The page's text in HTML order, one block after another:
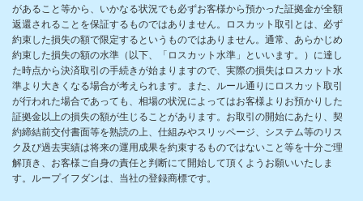
があること等から、いかなる状況でも必ずお客様から預かった証拠金が全額
返還されることを保証するものではありません。ロスカット取引とは、必ず
約束した損失の額で限定するというものではありません。通常、あらかじめ
約束した損失の額の水準（以下、「ロスカット水準」といいます。）に達し
た時点から決済取引の手続きが始まりますので、実際の損失はロスカット水
準より大きくなる場合が考えられます。また、ルール通りにロスカット取引
が行われた場合であっても、相場の状況によってはお客様よりお預かりした
証拠金以上の損失の額が生じることがあります。お取引の開始にあたり、契
約締結前交付書面等を熟読の上、仕組みやスリッページ、システム等のリス
ク及び過去実績は将来の運用成果を約束するものではないこと等を十分ご理
解頂き、お客様ご自身の責任と判断にて開始して頂くようお願いいたしま
す。ループイフダンは、当社の登録商標です。